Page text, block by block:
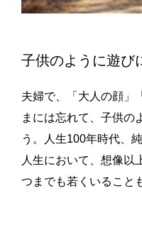
子供のように遊び
夫婦で、「大人の顔」
まには忘れて、子供の
う。人生100年時代、
人生において、想像以
つまでも若くいること